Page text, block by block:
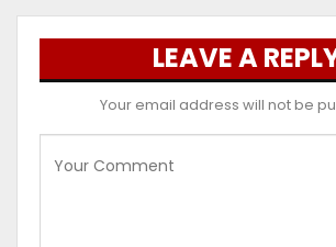
LEAVE A
Your email address will not be